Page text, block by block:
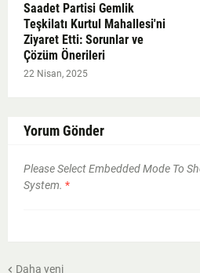
Saadet Partisi Gemlik
Teşkilatı Kurtul Mahallesi'ni
Ziyaret Etti: Sorunlar ve
Çözüm Önerileri
22 Nisan, 2025
Yorum Gönder
Please Select Embedded Mode To
System. *
Daha yeni